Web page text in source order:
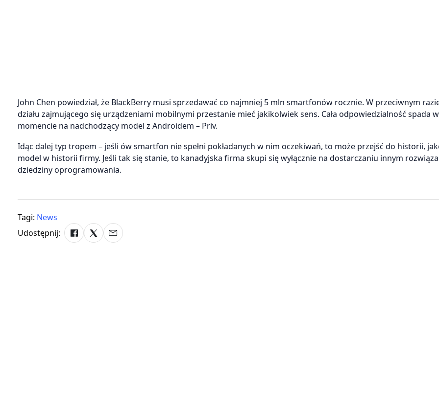
John Chen powiedział, że BlackBerry musi sprzedawać co najmniej 5 mln smartfonów rocznie. W przeciwnym
działu zajmującego się urządzeniami mobilnymi przestanie mieć jakikolwiek sens. Cała odpowiedzialność spada
momencie na nadchodzący model z Androidem – Priv.
Idąc dalej typ tropem – jeśli ów smartfon nie spełni pokładanych w nim oczekiwań, to może przejść do historii,
model w historii firmy. Jeśli tak się stanie, to kanadyjska firma skupi się wyłącznie na dostarczaniu innym
dziedziny oprogramowania.
Tagi: News
Udostępnij: